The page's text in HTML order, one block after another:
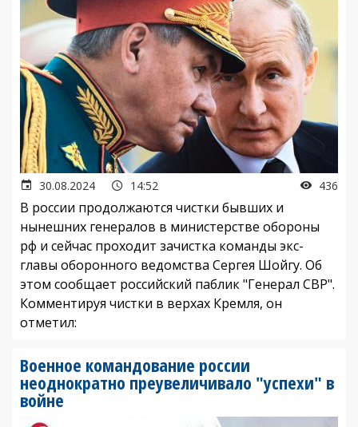
30.08.2024 14:52 436
В россии продолжаются чистки бывших и
нынешних генералов в министерстве обороны
рф и сейчас проходит зачистка команды экс-
главы оборонного ведомства Сергея Шойгу. Об
этом сообщает российский паблик "Генерал СВР".
Комментируя чистки в верхах Кремля, он
отметил:
Военное командование россии
неоднократно преувеличивало "успехи" в
войне